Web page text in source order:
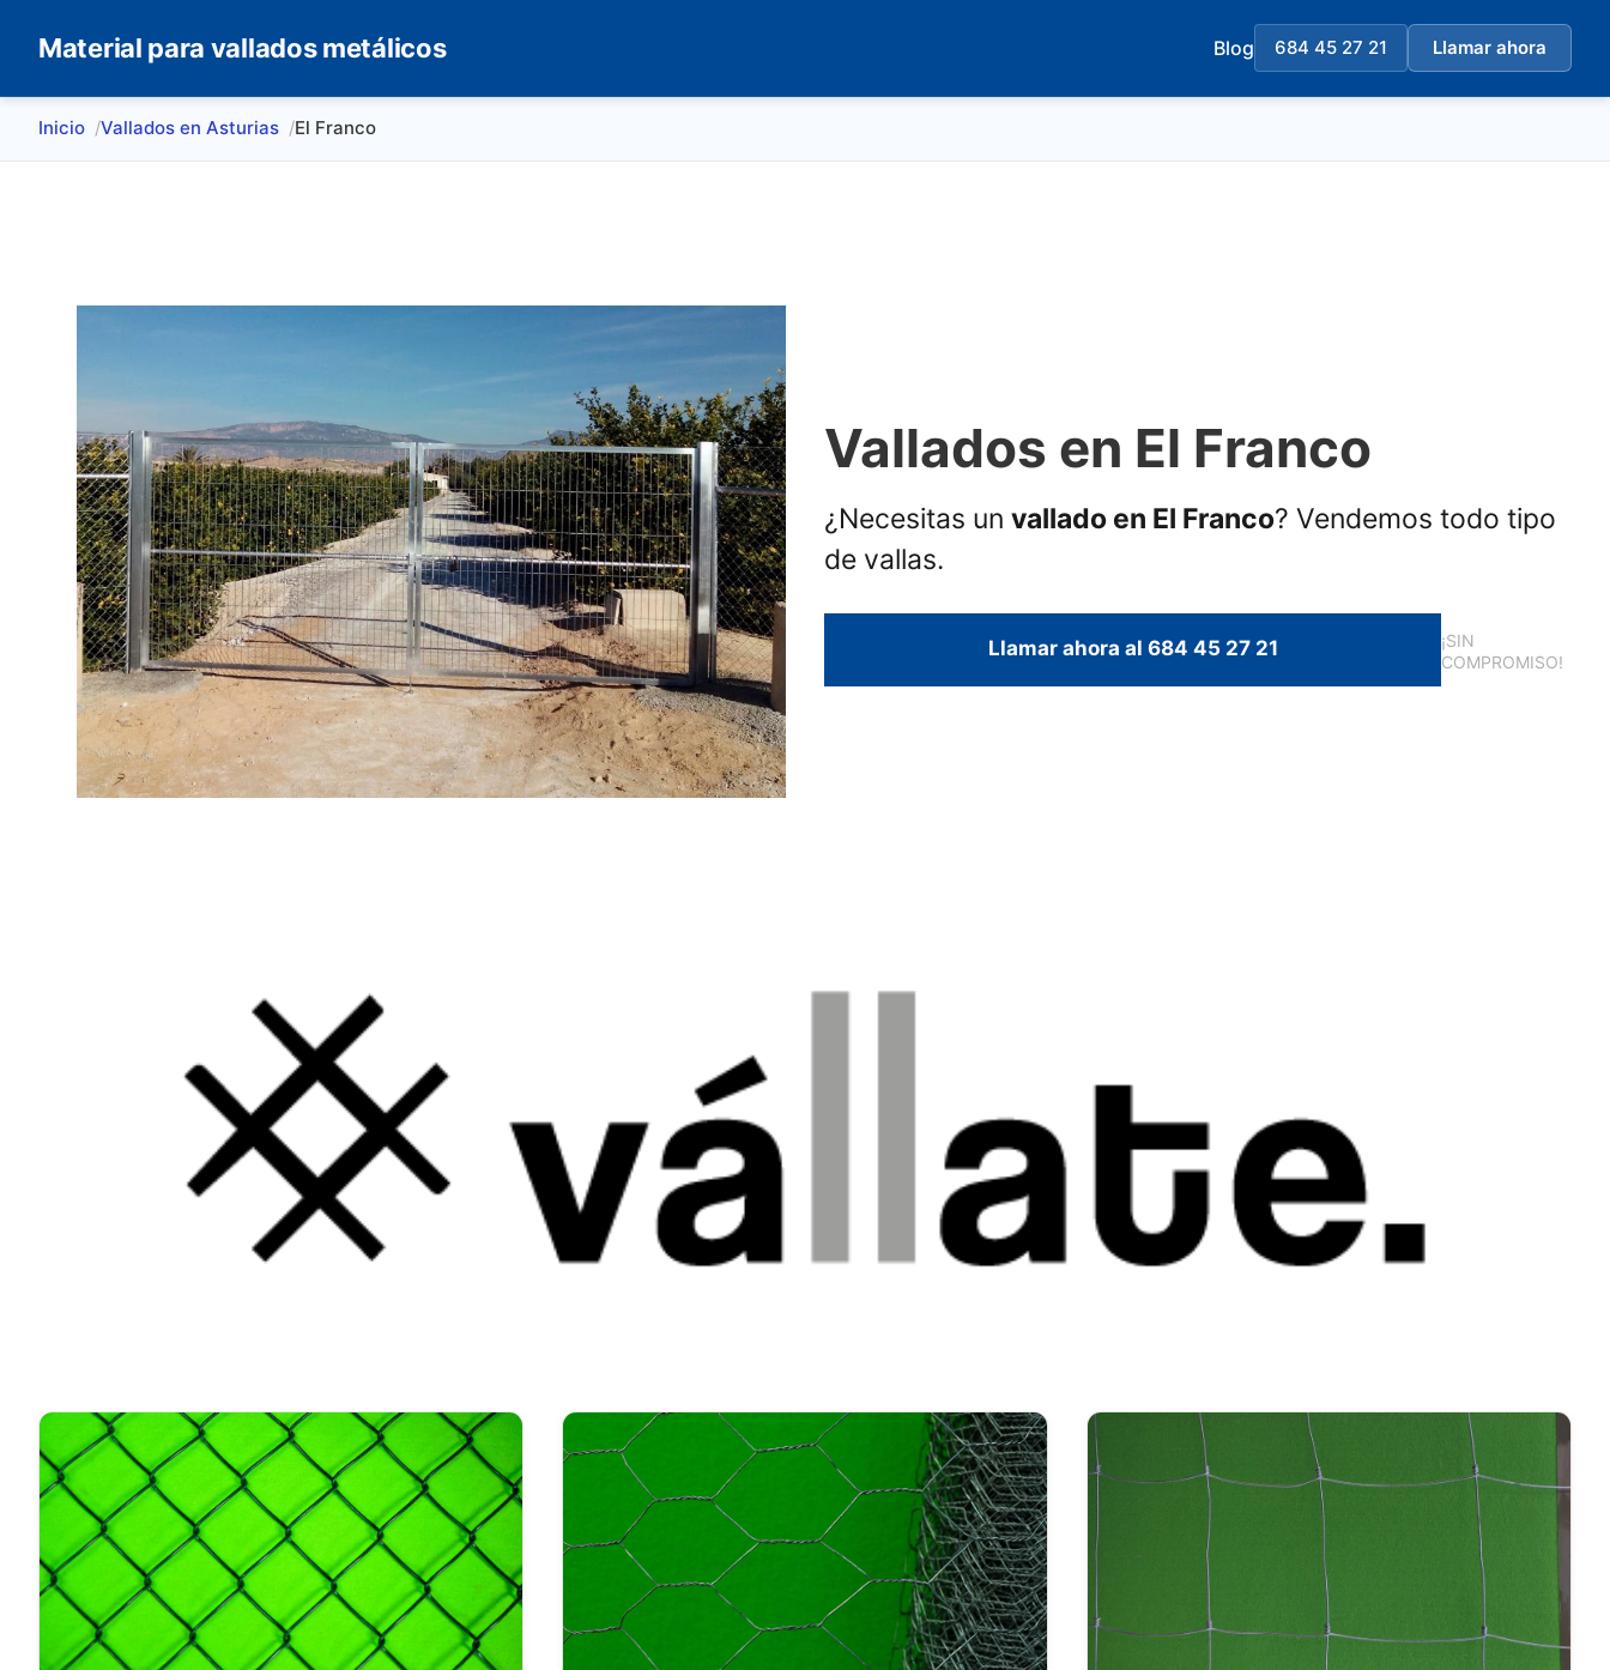
Material para vallados metálicos Blog 684 45 27 21 Llamar ahora
Inicio Vallados en Asturias El Franco
Vallados en El Franco
¿Necesitas un vallado en El Franco? Vendemos todo tipo
de vallas.
Llamar ahora al 684 45 27 21
¡SIN
COMPROMISO!